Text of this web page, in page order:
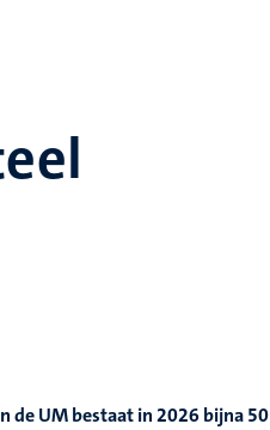
de UM bestaat in 2026 bijna 50